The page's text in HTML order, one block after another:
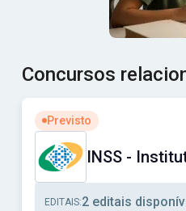
Concursos
Ver concurso: INSS -
Previsto
EDITAIS:2 editais